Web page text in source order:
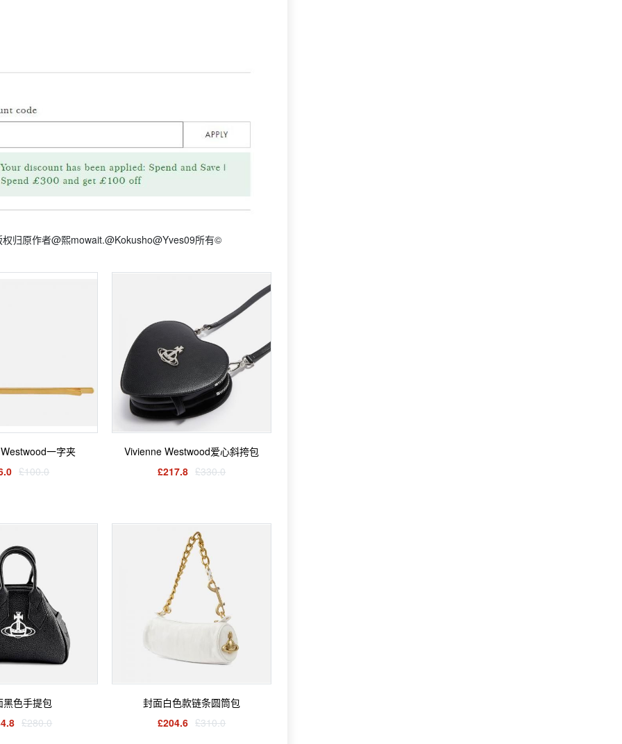
归原作者@熙mowait.@Kokusho@Yves09所有©
一字夹
£100.0
Vivienne Westwood爱心斜挎包
£217.8 £330.0
黑色手提包
£280.0
封面白色款链条圆筒包
£204.6 £310.0